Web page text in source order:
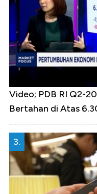
Video; PDB RI Q2-
Bertahan di Atas
3.